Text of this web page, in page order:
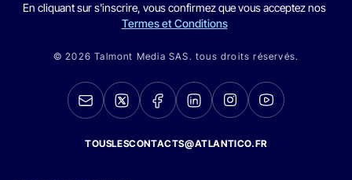
En cliquant sur s'inscrire, vous confirmez que vous acceptez nos
Termes et Conditions
© 2026 Talmont Media SAS. tous droits réservés.
TOUSLESCONTACTS@ATLANTICO.FR